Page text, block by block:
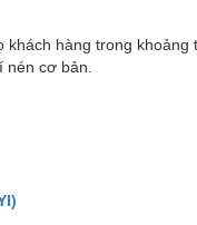
hàng trong khoảng
cơ bản.